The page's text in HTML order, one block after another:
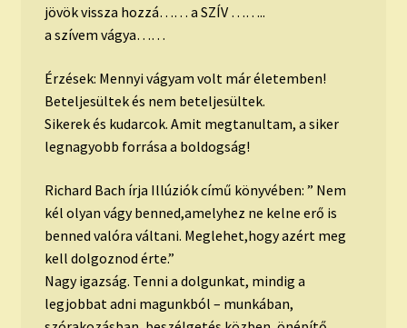
jövök vissza hozzá…… a SZÍV ……..
a szívem vágya……
Érzések: Mennyi vágyam volt már életemben!
Beteljesültek és nem beteljesültek.
Sikerek és kudarcok. Amit megtanultam, a siker
legnagyobb forrása a boldogság!
Richard Bach írja Illúziók című könyvében: ” Nem
kél olyan vágy benned,amelyhez ne kelne erő is
benned valóra váltani. Meglehet,hogy azért meg
kell dolgoznod érte.”
Nagy igazság. Tenni a dolgunkat, mindig a
legjobbat adni magunkból – munkában,